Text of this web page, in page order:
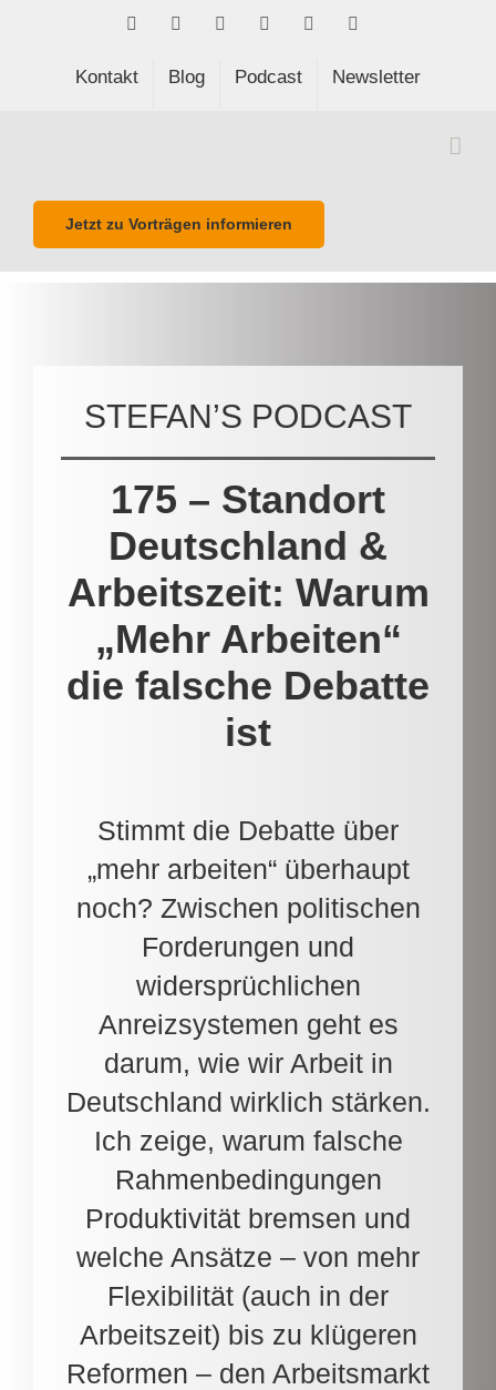
FacebookLinkedIn Spotify
Kontakt Blog Podcast Newsletter
Jetzt zu Vorträgen informieren
STEFAN’S PODCAST
175 – Standort
Deutschland &
Arbeitszeit: Warum
„Mehr Arbeiten“
die falsche Debatte
ist
Stimmt die Debatte über
„mehr arbeiten“ überhaupt
noch? Zwischen politischen
Forderungen und
widersprüchlichen
Anreizsystemen geht es
darum, wie wir Arbeit in
Deutschland wirklich stärken.
Ich zeige, warum falsche
Rahmenbedingungen
Produktivität bremsen und
welche Ansätze – von mehr
Flexibilität (auch in der
Arbeitszeit) bis zu klügeren
Reformen – den Arbeitsmarkt